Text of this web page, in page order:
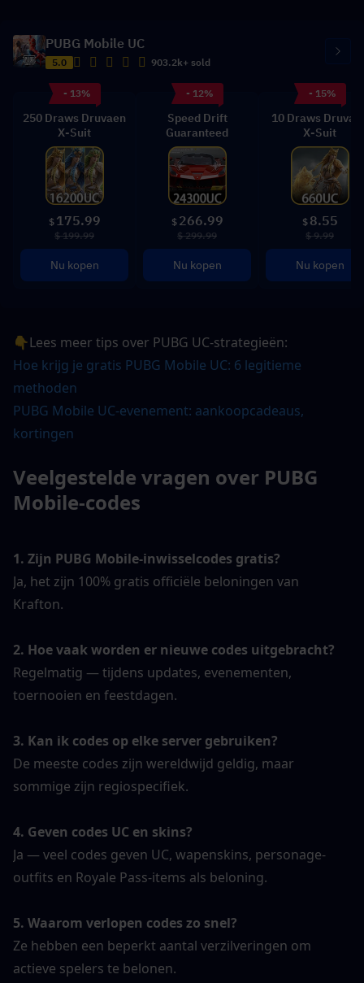
PUBG Mobile UC
5.0 903.2k+ sold
- 13%
250 Draws Druvaen
X-Suit
$ 175.99
$ 199.99
Nu kopen
- 12%
Speed Drift
Guaranteed
$ 266.99
$ 299.99
Nu kopen
- 15%
10 Draws
X-Suit
$ 8.55
$ 9.99
Nu kopen
👇Lees meer tips over PUBG UC-strategieën:
Hoe krijg je gratis PUBG Mobile UC: 6 legitieme
methoden
PUBG Mobile UC-evenement: aankoopcadeaus,
kortingen
Veelgestelde vragen over PUBG
Mobile-codes
1. Zijn PUBG Mobile-inwisselcodes gratis?
Ja, het zijn 100% gratis officiële beloningen van
Krafton.
2. Hoe vaak worden er nieuwe codes uitgebracht?
Regelmatig — tijdens updates, evenementen,
toernooien en feestdagen.
3. Kan ik codes op elke server gebruiken?
De meeste codes zijn wereldwijd geldig, maar
sommige zijn regiospecifiek.
4. Geven codes UC en skins?
Ja — veel codes geven UC, wapenskins, personage-
outfits en Royale Pass-items als beloning.
5. Waarom verlopen codes zo snel?
Ze hebben een beperkt aantal verzilveringen om
actieve spelers te belonen.